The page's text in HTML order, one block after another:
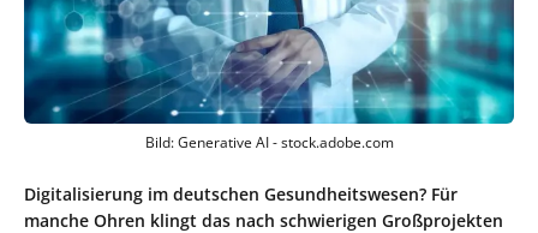
Bild: Generative AI - stock.adobe.com
Digitalisierung im deutschen Gesundheitswesen? Für
manche Ohren klingt das nach schwierigen Großprojekten